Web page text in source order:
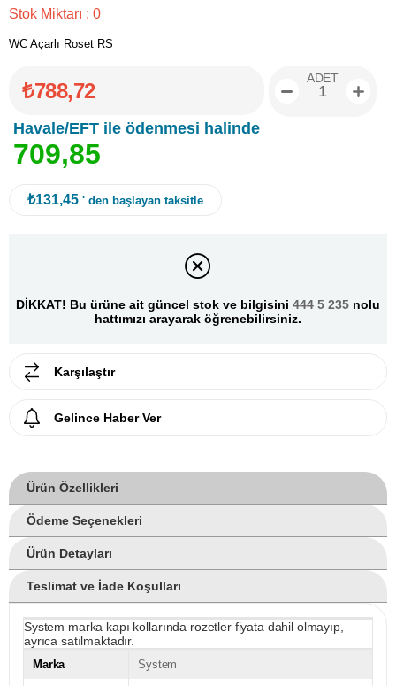
Stok Miktarı : 0
WC Açarlı Roset RS
₺788,72
Havale/EFT ile ödenmesi halinde
709,85
ADET
₺131,45 ' den başlayan taksitle
DİKKAT! Bu ürüne ait güncel stok ve bilgisini 444 5 235 nolu
hattımızı arayarak öğrenebilirsiniz.
Karşılaştır
Gelince Haber Ver
Ürün Özellikleri
Ödeme Seçenekleri
Ürün Detayları
Teslimat ve İade Koşulları
System marka kapı kollarında rozetler fiyata dahil olmayıp,
ayrıca satılmaktadır.
Marka System